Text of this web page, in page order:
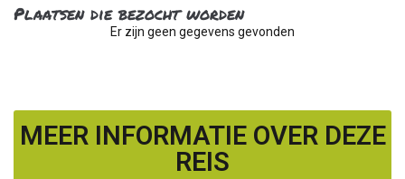
Plaatsen die bezocht worden
Er zijn geen gegevens gevonden
MEER INFORMATIE OVER DEZE
REIS